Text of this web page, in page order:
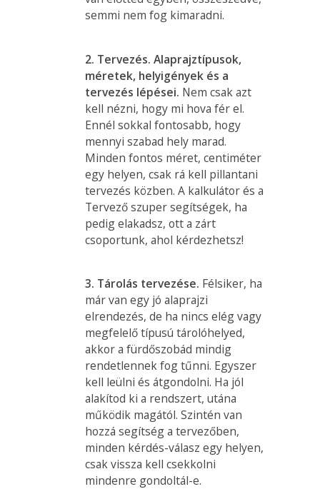
semmi nem fog kimaradni.
2. Tervezés. Alaprajztípusok,
méretek, helyigények és a
tervezés lépései. Nem csak azt
kell nézni, hogy mi hova fér el.
Ennél sokkal fontosabb, hogy
mennyi szabad hely marad.
Minden fontos méret, centiméter
egy helyen, csak rá kell pillantani
tervezés közben. A kalkulátor és a
Tervező szuper segítségek, ha
pedig elakadsz, ott a zárt
csoportunk, ahol kérdezhetsz!
3. Tárolás tervezése. Félsiker, ha
már van egy jó alaprajzi
elrendezés, de ha nincs elég vagy
megfelelő típusú tárolóhelyed,
akkor a fürdőszobád mindig
rendetlennek fog tűnni. Egyszer
kell leülni és átgondolni. Ha jól
alakítod ki a rendszert, utána
működik magától. Szintén van
hozzá segítség a tervezőben,
minden kérdés-válasz egy helyen,
csak vissza kell csekkolni
mindenre gondoltál-e.